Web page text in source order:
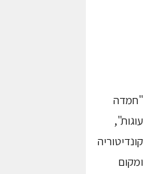
"חמדה
עוגות",
קונדיטוריה
ומקום